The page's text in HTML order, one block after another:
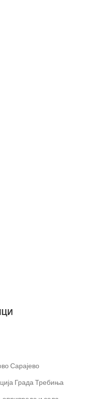
Сарајево
Града Требиња